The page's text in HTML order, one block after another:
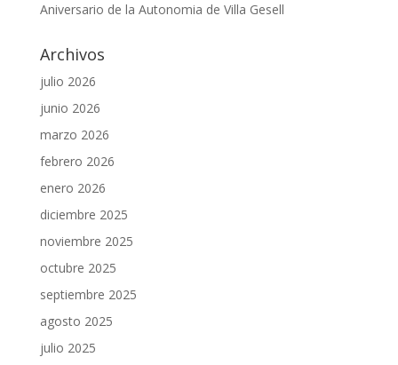
Aniversario de la Autonomia de Villa Gesell
Archivos
julio 2026
junio 2026
marzo 2026
febrero 2026
enero 2026
diciembre 2025
noviembre 2025
octubre 2025
septiembre 2025
agosto 2025
julio 2025